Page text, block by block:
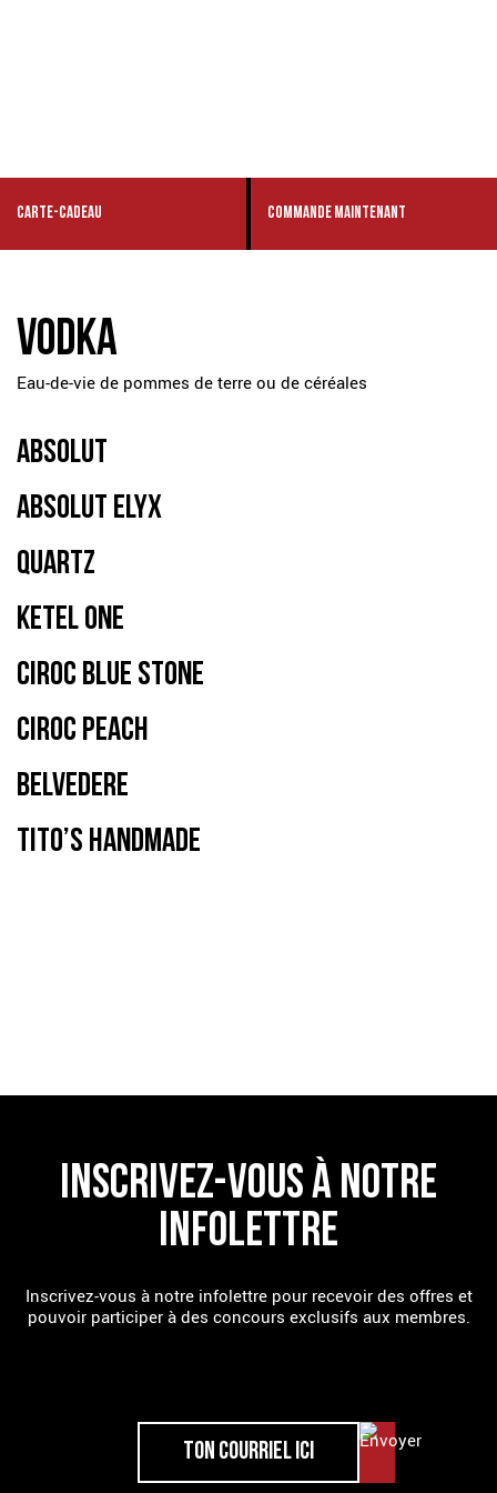
CARTE-CADEAU COMMANDE MAINTENANT
VODKA
Eau-de-vie de pommes de terre ou de céréales
ABSOLUT
ABSOLUT ELYX
QUARTZ
KETEL ONE
CIROC BLUE STONE
CIROC PEACH
BELVEDERE
TITO’S HANDMADE
INSCRIVEZ-VOUS À NOTRE
INFOLETTRE
Inscrivez-vous à notre infolettre pour recevoir des offres et
pouvoir participer à des concours exclusifs aux membres.